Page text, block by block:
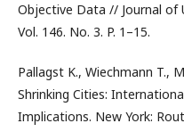
Objective Data // Journal of
Vol. 146. No. 3. P. 1–15.
Pallagst K., Wiechmann T.,
Shrinking Cities:
Implications. New York: